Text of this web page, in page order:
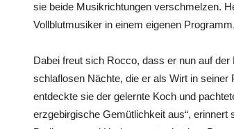
sie beide Musikrichtungen verschmelzen.
Vollblutmusiker in einem eigenen Programm.
Dabei freut sich Rocco, dass er nun auf
schlaflosen Nächte, die er als Wirt in seiner
entdeckte sie der gelernte Koch und
erzgebirgische Gemütlichkeit aus“,